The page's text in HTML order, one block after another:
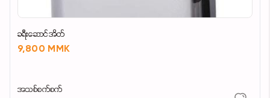
ခရီးဆောင်အိတ်
9,800 MMK
အသစ်စက်စက်